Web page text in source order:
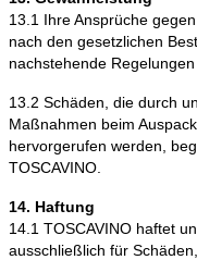
13.1 Ihre Ansprüche
nach den gesetzlichen
nachstehende
13.2 Schäden, die durch
Maßnahmen beim
hervorgerufen werden,
TOSCAVINO.
14. Haftung
14.1 TOSCAVINO haftet
ausschließlich für